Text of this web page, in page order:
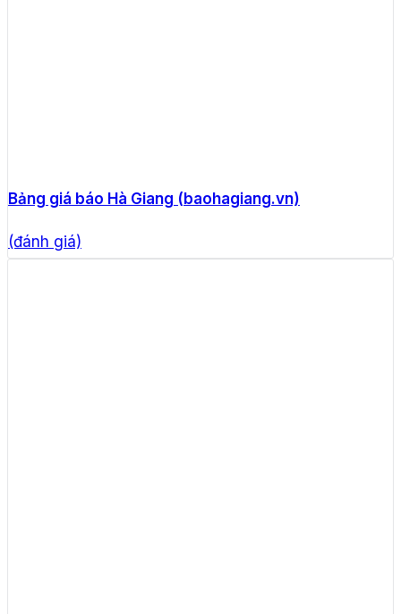
Bảng giá báo Hà Giang (baohagiang.vn)
(đánh giá)